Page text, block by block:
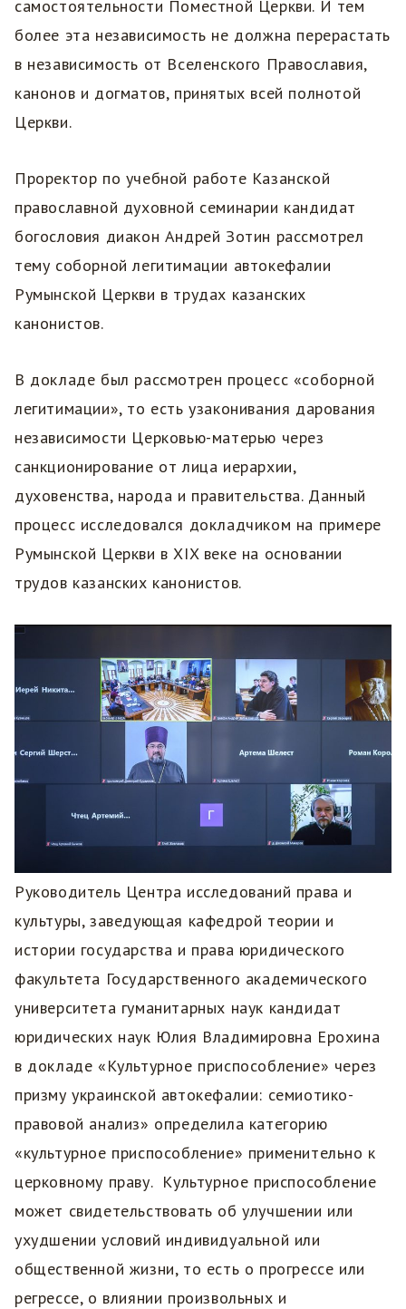
самостоятельности Поместной Церкви. И тем
более эта независимость не должна перерастать
в независимость от Вселенского Православия,
канонов и догматов, принятых всей полнотой
Церкви.
Проректор по учебной работе Казанской
православной духовной семинарии кандидат
богословия диакон Андрей Зотин рассмотрел
тему соборной легитимации автокефалии
Румынской Церкви в трудах казанских
канонистов.
В докладе был рассмотрен процесс «соборной
легитимации», то есть узаконивания дарования
независимости Церковью-матерью через
санкционирование от лица иерархии,
духовенства, народа и правительства. Данный
процесс исследовался докладчиком на примере
Румынской Церкви в XIX веке на основании
трудов казанских канонистов.
Руководитель Центра исследований права и
культуры, заведующая кафедрой теории и
истории государства и права юридического
факультета Государственного академического
университета гуманитарных наук кандидат
юридических наук Юлия Владимировна Ерохина
в докладе «Культурное приспособление» через
призму украинской автокефалии: семиотико-
правовой анализ» определила категорию
«культурное приспособление» применительно к
церковному праву. Культурное приспособление
может свидетельствовать об улучшении или
ухудшении условий индивидуальной или
общественной жизни, то есть о прогрессе или
регрессе, о влиянии произвольных и